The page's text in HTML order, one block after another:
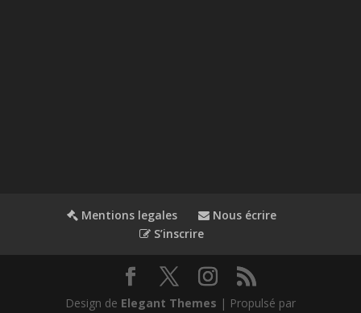
Mentions legales
Nous écrire
S’inscrire
Design de Elegant Themes | Propulsé par